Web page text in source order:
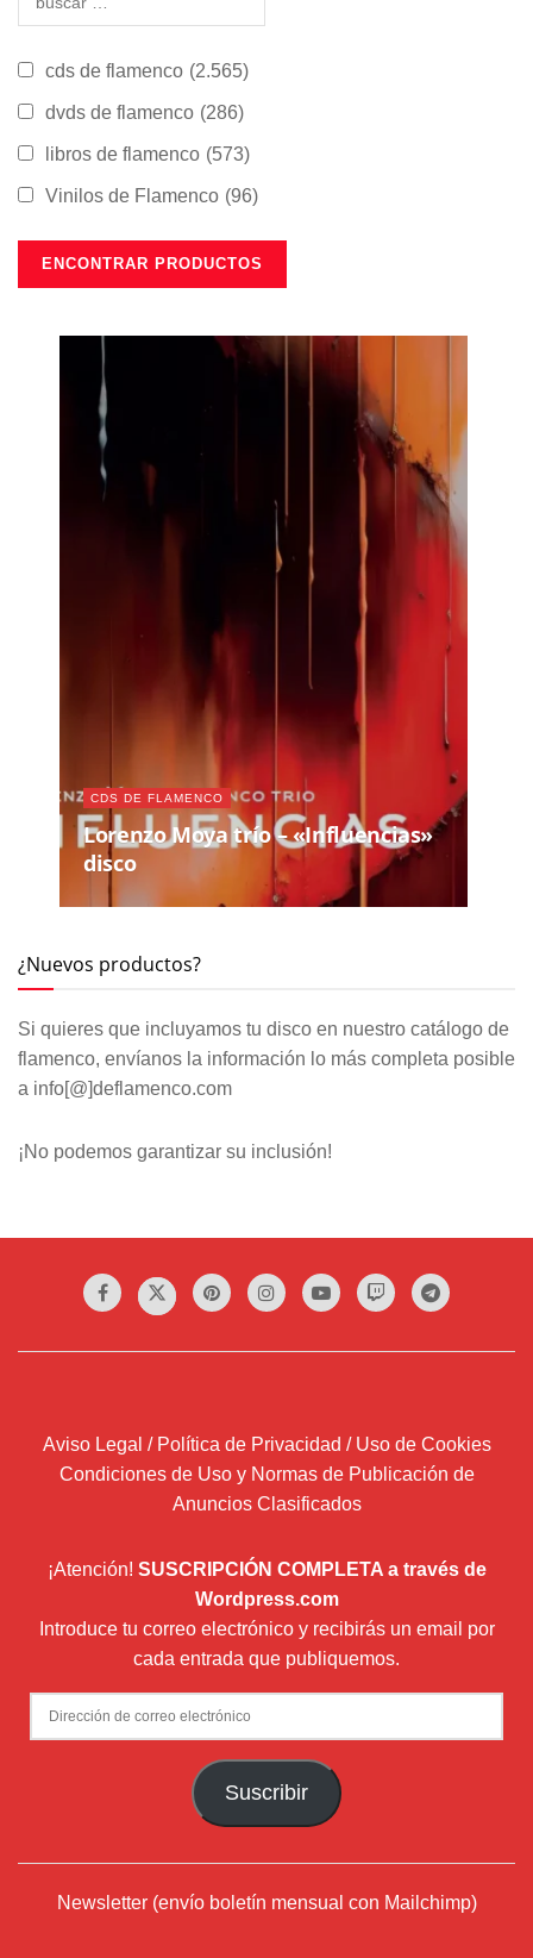
cds de flamenco (2.565)
dvds de flamenco (286)
libros de flamenco (573)
Vinilos de Flamenco (96)
CDS DE FLAMENCO
Lorenzo Moya trío – «Influencias»
disco
¿Nuevos productos?
Si quieres que incluyamos tu disco en nuestro catálogo de
flamenco, envíanos la información lo más completa posible
a info[@]deflamenco.com
¡No podemos garantizar su inclusión!
Aviso Legal / Política de Privacidad / Uso de Cookies
Condiciones de Uso y Normas de Publicación de
Anuncios Clasificados
¡Atención! SUSCRIPCIÓN COMPLETA a través de
Wordpress.com
Introduce tu correo electrónico y recibirás un email por
cada entrada que publiquemos.
Dirección
de
Suscribir
Newsletter (envío boletín mensual con Mailchimp)